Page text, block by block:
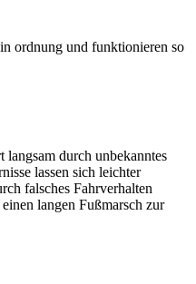
ordnung und funktionieren so
durch unbekanntes
lassen sich leichter
falsches Fahrverhalten
langen Fußmarsch zur